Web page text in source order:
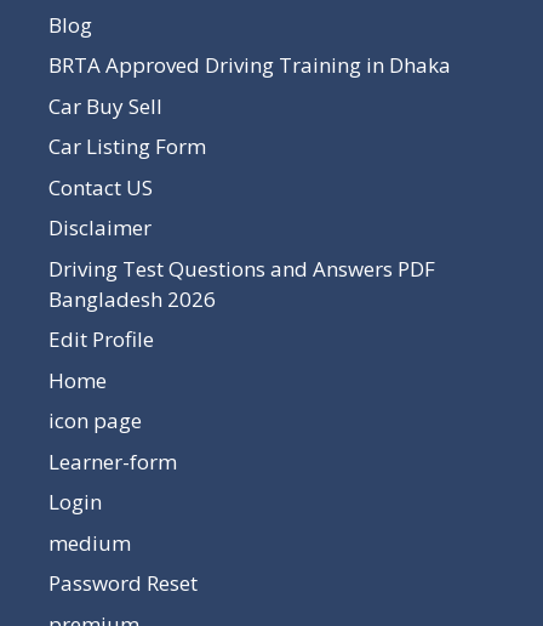
Blog
BRTA Approved Driving Training in Dhaka
Car Buy Sell
Car Listing Form
Contact US
Disclaimer
Driving Test Questions and Answers PDF
Bangladesh 2026
Edit Profile
Home
icon page
Learner-form
Login
medium
Password Reset